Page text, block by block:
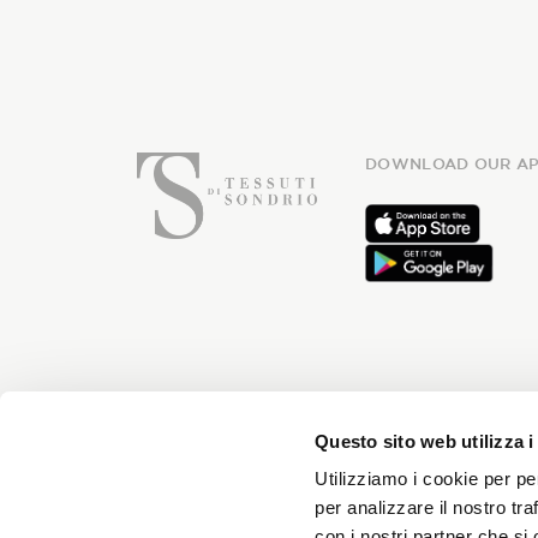
Questo sito web utilizza i
Utilizziamo i cookie per
per analizzare il nostro
DOWNLOAD OUR